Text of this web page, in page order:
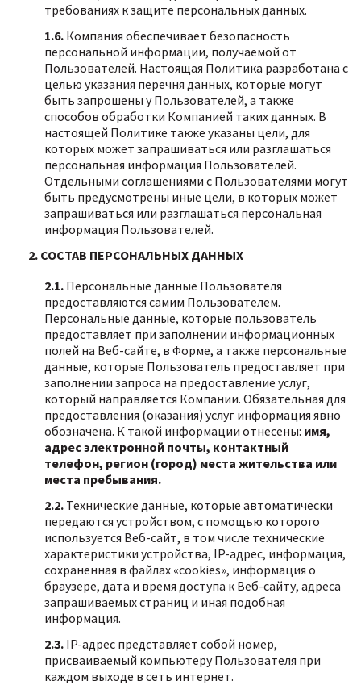
требованиях к защите персональных данных.
1.6. Компания обеспечивает безопасность
персональной информации, получаемой от
Пользователей. Настоящая Политика разработана с
целью указания перечня данных, которые могут
быть запрошены у Пользователей, а также
способов обработки Компанией таких данных. В
настоящей Политике также указаны цели, для
которых может запрашиваться или разглашаться
персональная информация Пользователей.
Отдельными соглашениями с Пользователями могут
быть предусмотрены иные цели, в которых может
запрашиваться или разглашаться персональная
информация Пользователей.
2. СОСТАВ ПЕРСОНАЛЬНЫХ ДАННЫХ
2.1. Персональные данные Пользователя
предоставляются самим Пользователем.
Персональные данные, которые пользователь
предоставляет при заполнении информационных
полей на Веб-сайте, в Форме, а также персональные
данные, которые Пользователь предоставляет при
заполнении запроса на предоставление услуг,
который направляется Компании. Обязательная для
предоставления (оказания) услуг информация явно
обозначена. К такой информации отнесены: имя,
адрес электронной почты, контактный
телефон, регион (город) места жительства или
места пребывания.
2.2. Технические данные, которые автоматически
передаются устройством, с помощью которого
используется Веб-сайт, в том числе технические
характеристики устройства, IP-адрес, информация,
сохраненная в файлах «cookies», информация о
браузере, дата и время доступа к Веб-сайту, адреса
запрашиваемых страниц и иная подобная
информация.
2.3. IP-адрес представляет собой номер,
присваиваемый компьютеру Пользователя при
каждом выходе в сеть интернет.